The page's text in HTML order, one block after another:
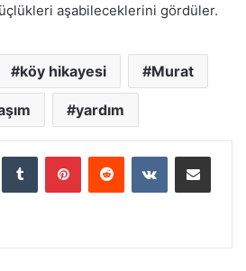
aşabileceklerini gördüler.
köy hikayesi Murat
yardım
Tumblr PinterestReddit VKontakteE-Posta ile paylaş